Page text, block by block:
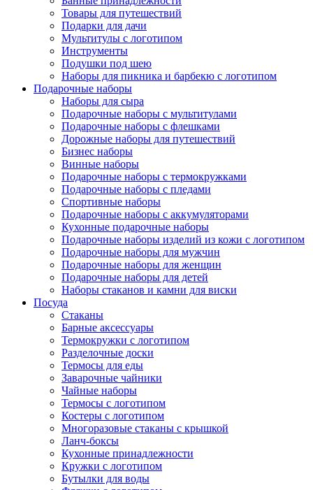
Товары для путешествий
Подарки для дачи
Мультитулы с логотипом
Инструменты
Подушки под шею
Наборы для пикника и барбекю с логотипом
Подарочные наборы
Наборы для сыра
Подарочные наборы с мультитулами
Подарочные наборы с флешками
Дорожные наборы для путешествий
Бизнес наборы
Винные наборы
Подарочные наборы с термокружками
Подарочные наборы с пледами
Спортивные наборы
Подарочные наборы с аккумуляторами
Кухонные подарочные наборы
Подарочные наборы изделий из кожи с логотипом
Подарочные наборы для мужчин
Подарочные наборы для женщин
Подарочные наборы для детей
Наборы стаканов и камни для виски
Посуда
Стаканы
Барные аксессуары
Термокружки с логотипом
Разделочные доски
Термосы для еды
Заварочные чайники
Чайные наборы
Термосы с логотипом
Костеры с логотипом
Многоразовые стаканы с крышкой
Ланч-боксы
Кухонные принадлежности
Кружки с логотипом
Бутылки для воды
Нажмите, чтобы увеличить